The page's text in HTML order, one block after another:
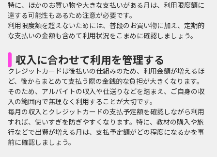
特に、ほかのお買い物や大きな支払いがある月は、利用限度額に
達する可能性もあるため注意が必要です。
利用限度額を超えないためには、普段のお買い物に加え、定期的
な支払いの金額も含めて利用状況をこまめに確認しましょう。
収入に合わせて利用を管理する
クレジットカードは後払いの仕組みのため、利用金額が増えるほ
ど、後からまとめて支払う際の金銭的な負担が大きくなります。
そのため、アルバイトの収入や仕送りなどを踏まえ、ご自身の収
入の範囲内で無理なく利用することが大切です。
毎月の収入とクレジットカードの支払予定額を確認しながら利用
すれば、使いすぎを防ぎやすくなります。特に、教材の購入や旅
行などで出費が増える月は、支払予定額がどの程度になるかを事
前に確認しましょう。